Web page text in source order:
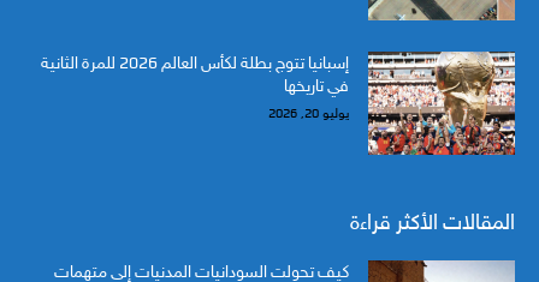
إسبانيا تتوج بطلة لكأس العالم 2026 للمرة الثانية
في تاريخها
يوليو 20, 2026
المقالات الأكثر قراءة
كيف تحولت السودانيات المدنيات إلى متهمات